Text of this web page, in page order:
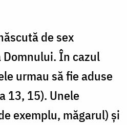
de sex
În cazul
urmau să fie aduse
13, 15). Unele
exemplu, măgarul) și